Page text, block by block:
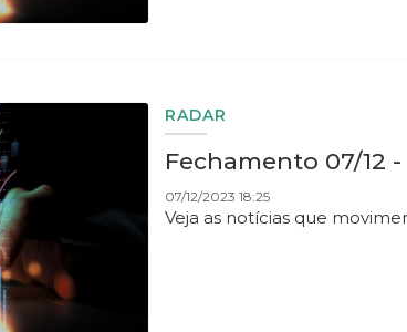
RADAR
Fechamento 07/12
07/12/2023 18:25
Veja as notícias que